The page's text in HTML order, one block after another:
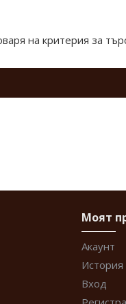
на критерия за
Моят
Акаунт
История
Вход